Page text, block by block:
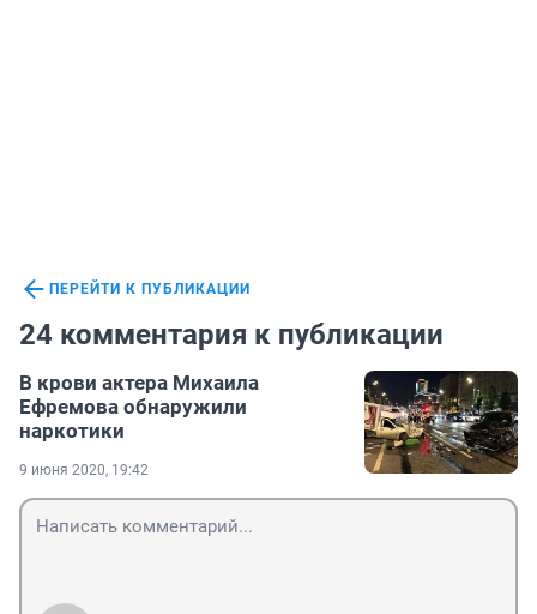
ПЕРЕЙТИ К ПУБЛИКАЦИИ
24 комментария к публикации
В крови актера Михаила
Ефремова обнаружили
наркотики
9 июня 2020, 19:42